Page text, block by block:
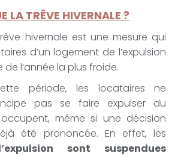
LA TRÊVE HIVERNALE ?
hivernale est une mesure qui
d’un logement de l’expulsion
l’année la plus froide.
période, les locataires ne
pas se faire expulser du
même si une décision
été prononcée. En effet, les
sont suspendues